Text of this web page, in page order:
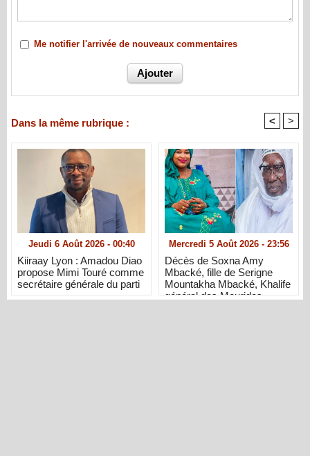
Me notifier l'arrivée de nouveaux commentaires
Dans la même rubrique : < >
Jeudi 6 Août 2026 - 00:40
Kiiraay Lyon : Amadou Diao
propose Mimi Touré comme
secrétaire générale du parti
Mercredi 5 Août 2026 - 23:56
Décès de Soxna Amy
Mbacké, fille de Serigne
Mountakha Mbacké, Khalife
général des Mourides